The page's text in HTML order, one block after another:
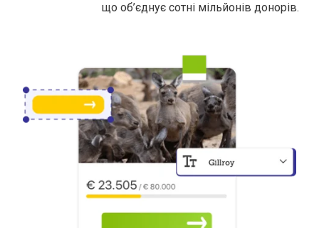
що об’єднує сотні мільйонів донорів.